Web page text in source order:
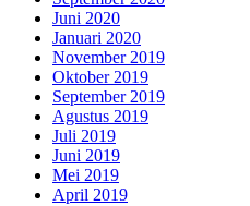
Juni 2020
Januari 2020
November 2019
Oktober 2019
September 2019
Agustus 2019
Juli 2019
Juni 2019
Mei 2019
April 2019